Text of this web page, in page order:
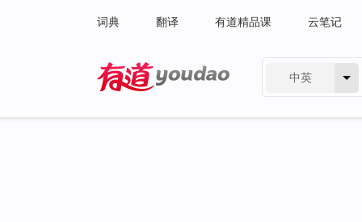
词典 翻译 有道精品课 云笔记
中英